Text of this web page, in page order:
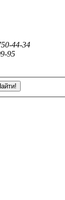
44-34
95